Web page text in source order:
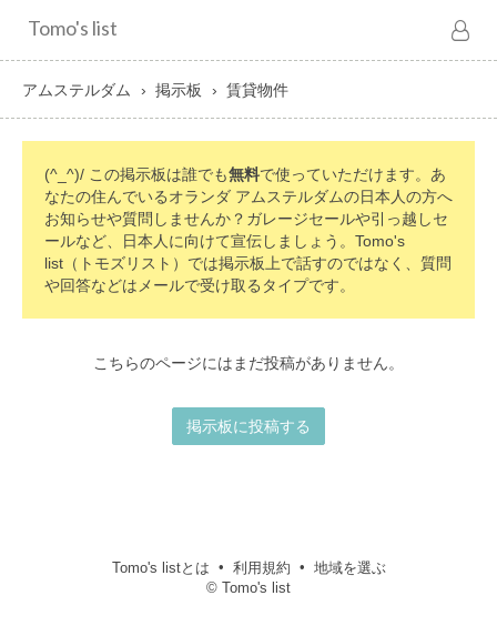
Tomo's list
アムステルダム 掲示板 賃貸物件
(^_^)/ この掲示板は誰でも無料で使っていただけます。あ
なたの住んでいるオランダ アムステルダムの日本人の方へ
お知らせや質問しませんか？ガレージセールや引っ越しセ
ールなど、日本人に向けて宣伝しましょう。Tomo's
list（トモズリスト）では掲示板上で話すのではなく、質問
や回答などはメールで受け取るタイプです。
こちらのページにはまだ投稿がありません。
掲示板に投稿する
Tomo's listとは 利用規約
地域を選ぶ
© Tomo's list